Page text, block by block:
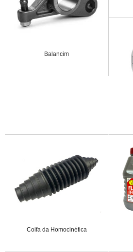
Balancim
Coifa da Homocinética